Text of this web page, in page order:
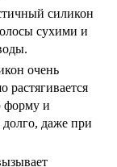
силикон
сухими и
очень
форму и
даже при